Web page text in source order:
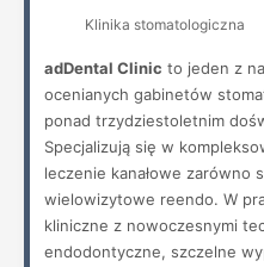
Klinika stomatologiczna
adDental Clinic to jeden z
ocenianych gabinetów
ponad trzydziestoletnim
Specjalizują się w
leczenie kanałowe zarówno
wielowizytowe reendo. W
kliniczne z nowoczesnymi
endodontyczne, szczelne